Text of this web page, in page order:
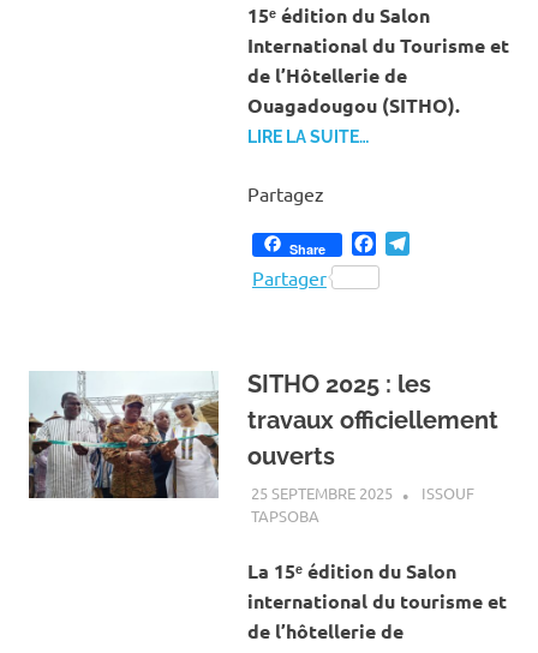
15ᵉ édition du Salon
International du Tourisme et
de l’Hôtellerie de
Ouagadougou (SITHO).
LIRE LA SUITE…
Partagez
Share Facebook
Partager
SITHO 2025 : les
travaux officiellement
ouverts
25 SEPTEMBRE 2025
ISSOUF
TAPSOBA
La 15ᵉ édition du Salon
international du tourisme et
de l’hôtellerie de